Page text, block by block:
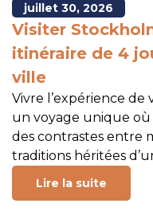
juillet 30, 2026
Visiter
itinéraire de 4
ville
Vivre l’expérience de
un voyage unique
des contrastes entre
traditions héritées
Lire la suite